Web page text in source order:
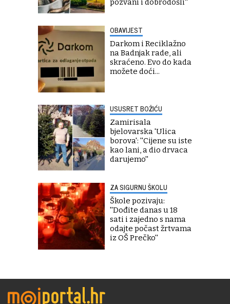
pozvani i dobrodošli''
OBAVIJEST
Darkom i Reciklažno
na Badnjak rade, ali
skraćeno. Evo do kada
možete doći...
USUSRET BOŽIĆU
Zamirisala
bjelovarska 'Ulica
borova': ''Cijene su iste
kao lani, a dio drvaca
darujemo''
ZA SIGURNU ŠKOLU
Škole pozivaju:
''Dođite danas u 18
sati i zajedno s nama
odajte počast žrtvama
iz OŠ Prečko''